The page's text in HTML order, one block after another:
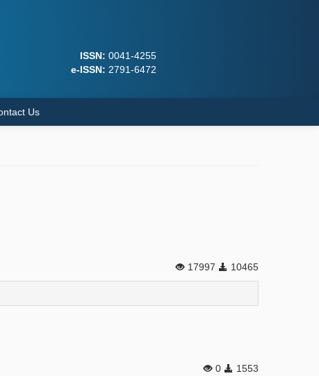
ISSN: 0041-4255
e-ISSN: 2791-6472
Us
17997 10465
0 1553